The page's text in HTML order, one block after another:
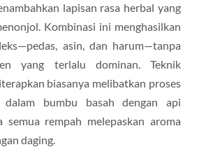
lapisan rasa herbal yang
Kombinasi ini menghasilkan
asin, dan harum—tanpa
yang terlalu dominan. Teknik
biasanya melibatkan proses
dalam bumbu basah dengan api
semua rempah melepaskan aroma
daging.